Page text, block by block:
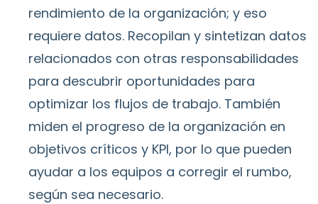
rendimiento de la organización; y eso
requiere datos. Recopilan y sintetizan datos
relacionados con otras responsabilidades
para descubrir oportunidades para
optimizar los flujos de trabajo. También
miden el progreso de la organización en
objetivos críticos y KPI, por lo que pueden
ayudar a los equipos a corregir el rumbo,
según sea necesario.